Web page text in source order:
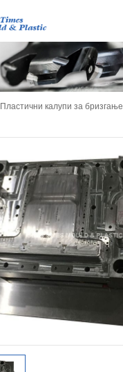
Пластични калупи за бризгање